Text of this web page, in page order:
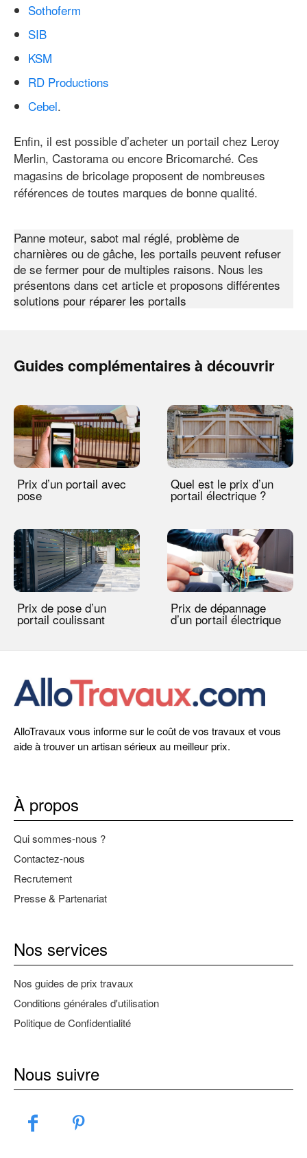
Sothoferm
SIB
KSM
RD Productions
Cebel.
Enfin, il est possible d’acheter un portail chez Leroy
Merlin, Castorama ou encore Bricomarché. Ces
magasins de bricolage proposent de nombreuses
références de toutes marques de bonne qualité.
Panne moteur, sabot mal réglé, problème de
charnières ou de gâche, les portails peuvent refuser
de se fermer pour de multiples raisons. Nous les
présentons dans cet article et proposons différentes
solutions pour réparer les portails
Guides complémentaires à découvrir
Prix d’un portail avec
pose
Quel est le prix d’un
portail électrique ?
Prix de pose d’un
portail coulissant
Prix de dépannage
d’un portail électrique
AlloTravaux vous informe sur le coût de vos travaux et vous
aide à trouver un artisan sérieux au meilleur prix.
À propos
Qui sommes-nous ?
Contactez-nous
Recrutement
Presse & Partenariat
Nos services
Nos guides de prix travaux
Conditions générales d'utilisation
Politique de Confidentialité
Nous suivre